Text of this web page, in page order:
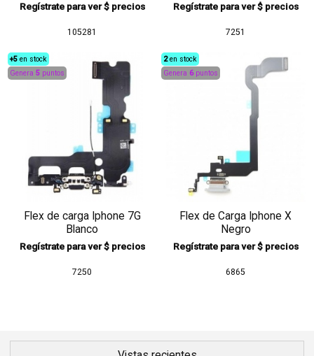
Regístrate para ver $ precios
105281
Regístrate para ver $ precios
7251
+5 en stock
Genera 5 puntos
Flex de carga Iphone 7G
Blanco
Regístrate para ver $ precios
7250
2en stock
Genera 6puntos
Flex de Carga Iphone X
Negro
Regístrate para ver $ precios
6865